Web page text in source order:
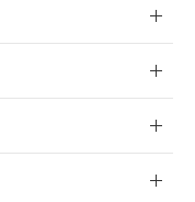
の期間は出
とから備考
た。
がない限
ておりま